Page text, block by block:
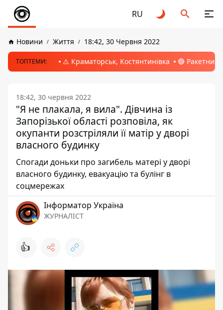
RU
Новини Життя 18:42, 30 Червня 2022
ТОПТЕМИ: ⚠️ Краматорськ, Костянтинівка 🔴 Ракетний
18:42, 30 червня 2022
"Я не плакала, я вила". Дівчина із
Запорізької області розповіла, як
окупанти розстріляли її матір у дворі
власного будинку
Спогади доньки про загибель матері у дворі
власного будинку, евакуацію та булінг в
соцмережах
Інформатор Україна
ЖУРНАЛІСТ
👍